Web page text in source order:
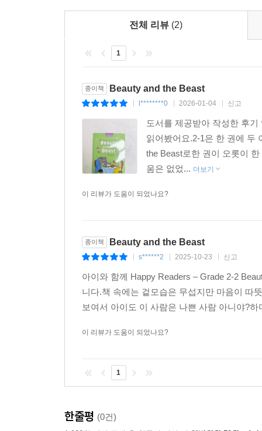
전체 리뷰 (2)
1
종이책 Beauty and the Beast
l********0 2026-01-04 신고
도서를 제공받아 작성한 후
읽어봤어요.2-1은 한 권에 두
the Beast로한 권이 오롯이
움은 없었... 더보기
이 리뷰가 도움이 되었나요?
종이책 Beauty and the Beast
s******2 2025-10-23 신고
아이와 함께 Happy Readers – Grade 2-2
니다.책 속에는 겉모습은 무섭지만 마음이 따
보여서 아이도 이 사람은 나쁜 사람 아니야?
이 리뷰가 도움이 되었나요?
1
한줄평 (0건)